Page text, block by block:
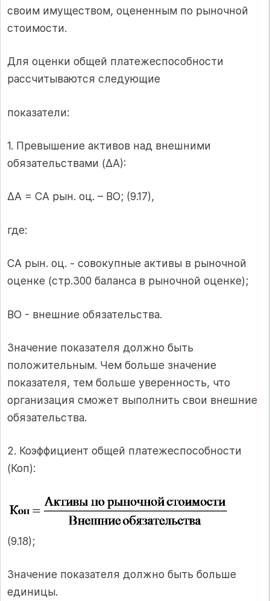
своим имуществом, оцененным по рыночной
стоимости.
Для оценки общей платежеспособности
рассчитываются следующие
показатели:
1. Превышение активов над внешними
обязательствами (ΔА):
ΔА = СА рын. оц. – ВО; (9.17),
где:
СА рын. оц. - совокупные активы в рыночной
оценке (стр.300 баланса в рыночной оценке);
ВО - внешние обязательства.
Значение показателя должно быть
положительным. Чем больше значение
показателя, тем больше уверенность, что
организация сможет выполнить свои внешние
обязательства.
2. Коэффициент общей платежеспособности
(Коп):
(9.18);
Значение показателя должно быть больше
единицы.